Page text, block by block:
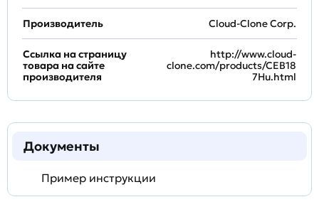
Производитель Cloud-Clone Corp.
Ссылка на страницу
товара на сайте
производителя
http://www.cloud-
clone.com/products/CEB18
7Hu.html
Документы
Пример инструкции